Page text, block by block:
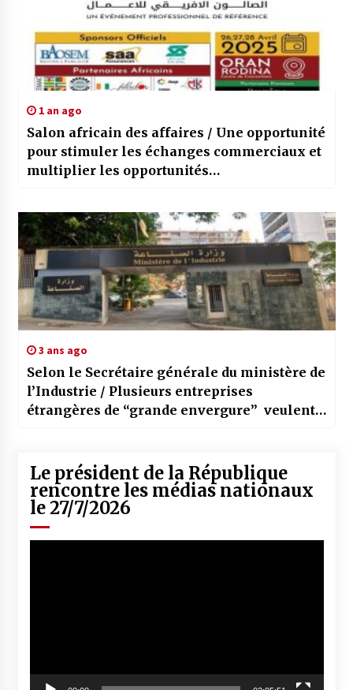
1 an ago
Salon africain des affaires / Une opportunité
pour stimuler les échanges commerciaux et
multiplier les opportunités
3 ans ago
Selon le Secrétaire générale du ministère de
l’Industrie / Plusieurs entreprises
étrangères de “grande envergure” veulent
Le président de la République
rencontre les médias nationaux
le 27/7/2026